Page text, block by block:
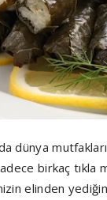
dünya
birkaç tıkla
elinden